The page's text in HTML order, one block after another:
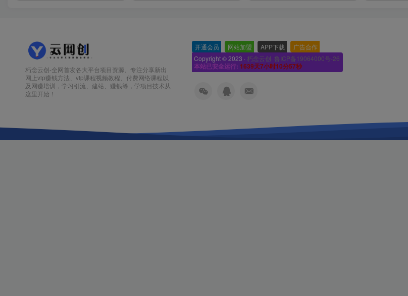
朽念云创-全网首发各大平台项目资源、专注分享新出
网上vip赚钱方法、vip课程视频教程、付费网络课程以
及网赚培训，学习引流、建站、赚钱等，学项目技术从
这里开始！
开通会员 网站加盟 APP下载 广告合作
Copyright © 2023 · 朽念云创· 鲁ICP备19064000号-26
本站已安全运行: 1639天7小时10分59秒